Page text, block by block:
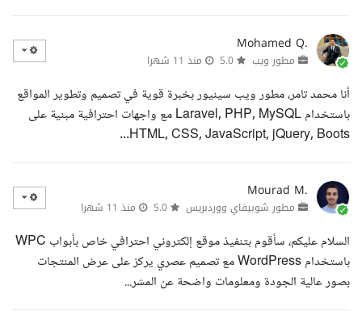
Mohamed Q.
مطور ويب منذ 11 شهرا
أنا محمد تامر، مطور ويب سينيور بخبرة قوية في تصميم وتطوير المواقع
باستخدام Laravel, PHP, MySQL مع واجهات احترافية مبنية على
HTML, CSS, JavaScript, jQuery, Boots...
Mourad M.
مطور شوبيفاي ووردبريس منذ 11 شهرا
السلام عليكم، سأقوم بتنفيذ موقع إلكتروني احترافي خاص بأبواب WPC
باستخدام WordPress مع تصميم عصري يركز على عرض المنتجات
بصور عالية الجودة ومعلومات واضحة عن المشر...